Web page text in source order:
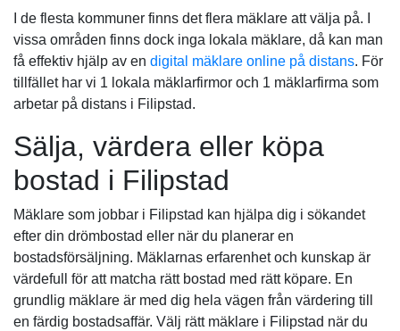
I de flesta kommuner finns det flera mäklare att välja på. I
vissa områden finns dock inga lokala mäklare, då kan man
få effektiv hjälp av en digital mäklare online på distans. För
tillfället har vi 1 lokala mäklarfirmor och 1 mäklarfirma som
arbetar på distans i Filipstad.
Sälja, värdera eller köpa
bostad i Filipstad
Mäklare som jobbar i Filipstad kan hjälpa dig i sökandet
efter din drömbostad eller när du planerar en
bostadsförsäljning. Mäklarnas erfarenhet och kunskap är
värdefull för att matcha rätt bostad med rätt köpare. En
grundlig mäklare är med dig hela vägen från värdering till
en färdig bostadsaffär. Välj rätt mäklare i Filipstad när du